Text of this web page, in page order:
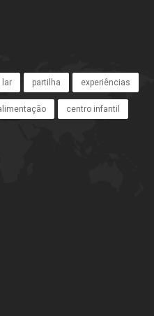
lar partilha experiências
centro infantil